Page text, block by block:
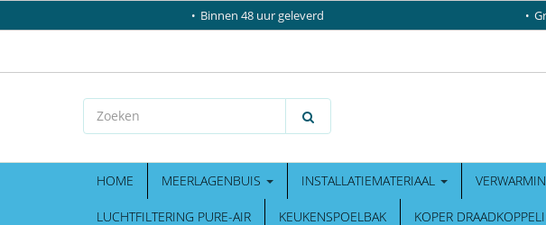
Binnen 48 uur geleverd
HOME MEERLAGENBUIS INSTALLATIEMATERIAAL
LUCHTFILTERING PURE-AIR KEUKENSPOELBAK KOPER